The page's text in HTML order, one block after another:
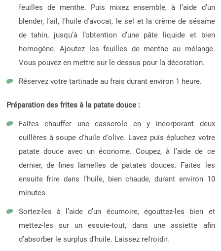
feuilles de menthe. Puis mixez ensemble, à l’aide d’un
blender, l’ail, l’huile d’avocat, le sel et la crème de sésame
de tahin, jusqu’à l’obtention d’une pâte liquide et bien
homogène. Ajoutez les feuilles de menthe au mélange.
Vous pouvez en mettre sur le dessus pour la décoration.
Réservez votre tartinade au frais durant environ 1 heure.
Préparation des frites à la patate douce :
Faites chauffer une casserole en y incorporant deux
cuillères à soupe d'huile d'olive. Lavez puis épluchez votre
patate douce avec un économe. Coupez, à l’aide de ce
dernier, de fines lamelles de patates douces. Faites les
ensuite frire dans l’huile, bien chaude, durant environ 10
minutes.
Sortez-les à l’aide d’un écumoire, égouttez-les bien et
mettez-les sur un essuie-tout, dans une assiette afin
d’absorber le surplus d’huile. Laissez refroidir.